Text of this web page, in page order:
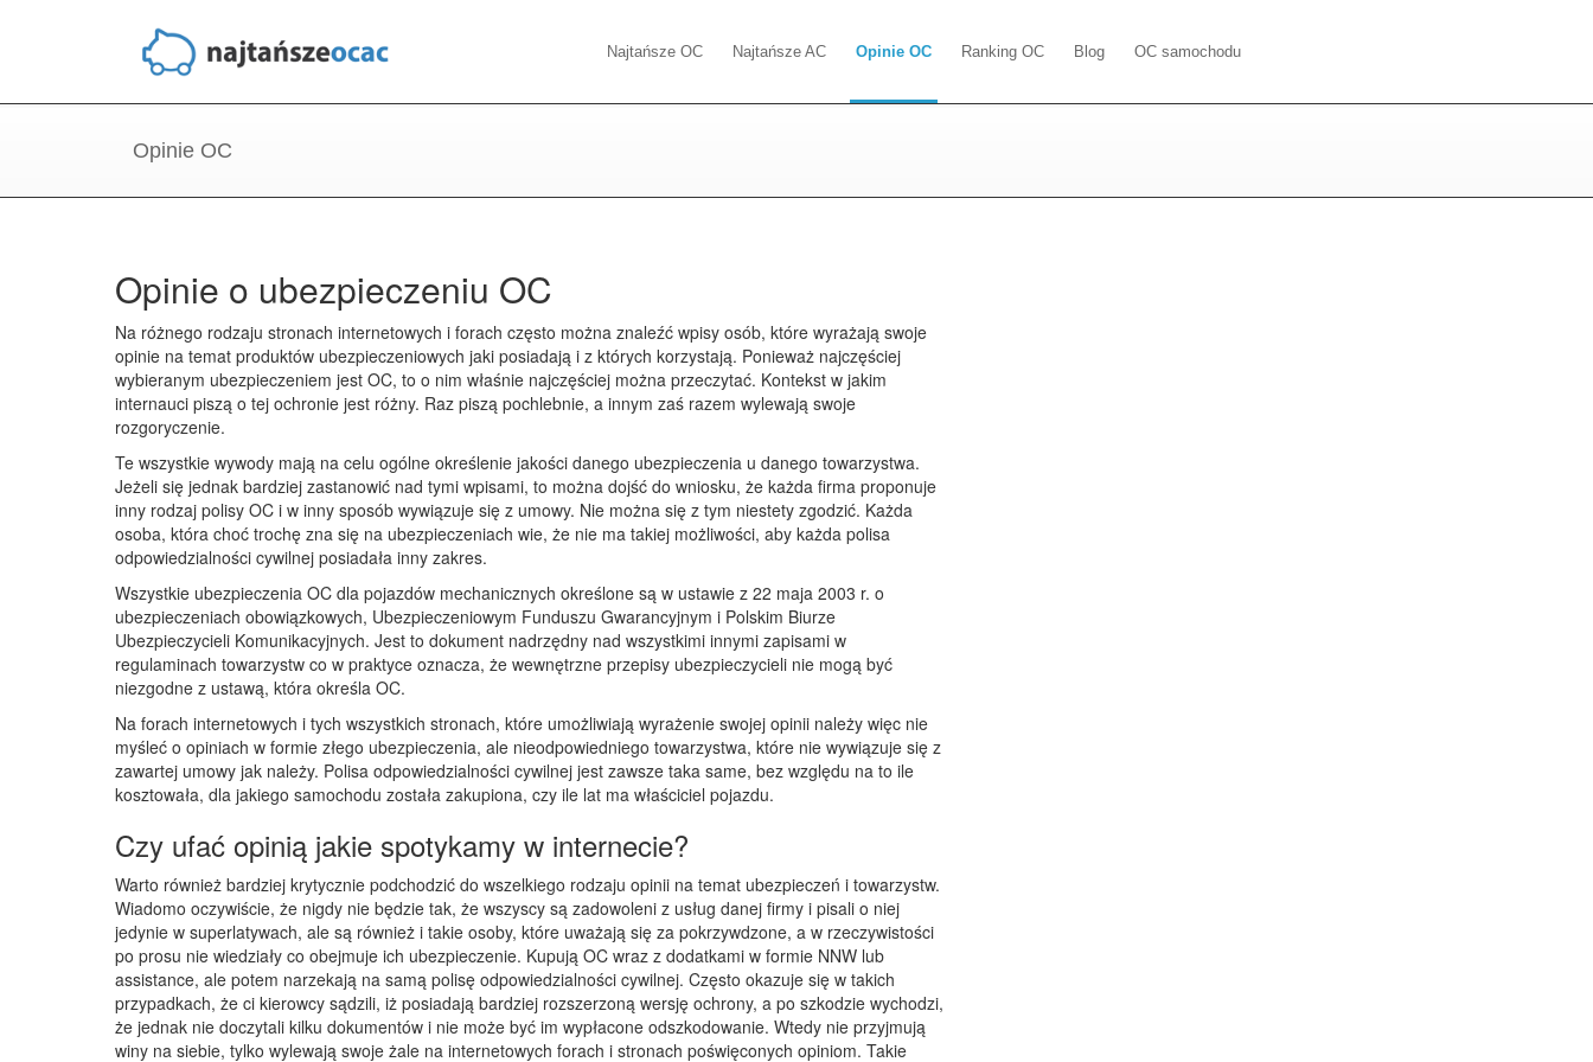
Najtańsze OC Najtańsze AC Opinie OC Ranking OC Blog OC samochodu
Opinie OC
Opinie o ubezpieczeniu OC
Na różnego rodzaju stronach internetowych i forach często można znaleźć wpisy osób, które wyrażają swoje
opinie na temat produktów ubezpieczeniowych jaki posiadają i z których korzystają. Ponieważ najczęściej
wybieranym ubezpieczeniem jest OC, to o nim właśnie najczęściej można przeczytać. Kontekst w jakim
internauci piszą o tej ochronie jest różny. Raz piszą pochlebnie, a innym zaś razem wylewają swoje
rozgoryczenie.
Te wszystkie wywody mają na celu ogólne określenie jakości danego ubezpieczenia u danego towarzystwa.
Jeżeli się jednak bardziej zastanowić nad tymi wpisami, to można dojść do wniosku, że każda firma proponuje
inny rodzaj polisy OC i w inny sposób wywiązuje się z umowy. Nie można się z tym niestety zgodzić. Każda
osoba, która choć trochę zna się na ubezpieczeniach wie, że nie ma takiej możliwości, aby każda polisa
odpowiedzialności cywilnej posiadała inny zakres.
Wszystkie ubezpieczenia OC dla pojazdów mechanicznych określone są w ustawie z 22 maja 2003 r. o
ubezpieczeniach obowiązkowych, Ubezpieczeniowym Funduszu Gwarancyjnym i Polskim Biurze
Ubezpieczycieli Komunikacyjnych. Jest to dokument nadrzędny nad wszystkimi innymi zapisami w
regulaminach towarzystw co w praktyce oznacza, że wewnętrzne przepisy ubezpieczycieli nie mogą być
niezgodne z ustawą, która określa OC.
Na forach internetowych i tych wszystkich stronach, które umożliwiają wyrażenie swojej opinii należy więc nie
myśleć o opiniach w formie złego ubezpieczenia, ale nieodpowiedniego towarzystwa, które nie wywiązuje się z
zawartej umowy jak należy. Polisa odpowiedzialności cywilnej jest zawsze taka same, bez względu na to ile
kosztowała, dla jakiego samochodu została zakupiona, czy ile lat ma właściciel pojazdu.
Czy ufać opinią jakie spotykamy w internecie?
Warto również bardziej krytycznie podchodzić do wszelkiego rodzaju opinii na temat ubezpieczeń i towarzystw.
Wiadomo oczywiście, że nigdy nie będzie tak, że wszyscy są zadowoleni z usług danej firmy i pisali o niej
jedynie w superlatywach, ale są również i takie osoby, które uważają się za pokrzywdzone, a w rzeczywistości
po prosu nie wiedziały co obejmuje ich ubezpieczenie. Kupują OC wraz z dodatkami w formie NNW lub
assistance, ale potem narzekają na samą polisę odpowiedzialności cywilnej. Często okazuje się w takich
przypadkach, że ci kierowcy sądzili, iż posiadają bardziej rozszerzoną wersję ochrony, a po szkodzie wychodzi,
że jednak nie doczytali kilku dokumentów i nie może być im wypłacone odszkodowanie. Wtedy nie przyjmują
winy na siebie, tylko wylewają swoje żale na internetowych forach i stronach poświęconych opiniom. Takie